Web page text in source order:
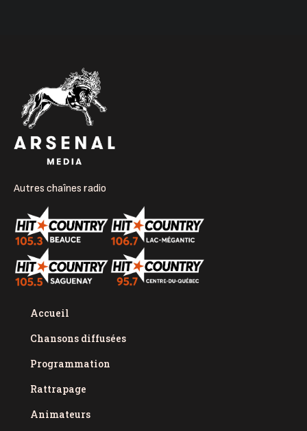
Autres chaînes radio
Accueil
Chansons diffusées
Programmation
Rattrapage
Animateurs